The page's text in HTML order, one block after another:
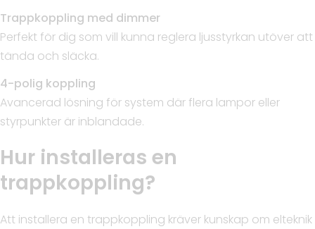
Trappkoppling med dimmer
Perfekt för dig som vill kunna reglera ljusstyrkan utöver att
tända och släcka.
4-polig koppling
Avancerad lösning för system där flera lampor eller
styrpunkter är inblandade.
Hur installeras en
trappkoppling?
Att installera en trappkoppling kräver kunskap om elteknik